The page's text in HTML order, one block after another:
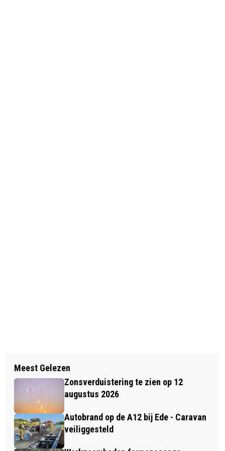
POLITIE PAKT JEUGDOVERLAST AAN
IN CENTRUM BARNEVELD:
OUDERGESPREK OP HET
POLITIEBUREAU
GEWONDE BIJ AANRIJDING IN
VOORTHUIZEN - BESTUURDER AUTO
ONDER INVLOED
Meest Gelezen
Zonsverduistering te zien op 12
augustus 2026
Autobrand op de A12 bij Ede - Caravan
veiliggesteld